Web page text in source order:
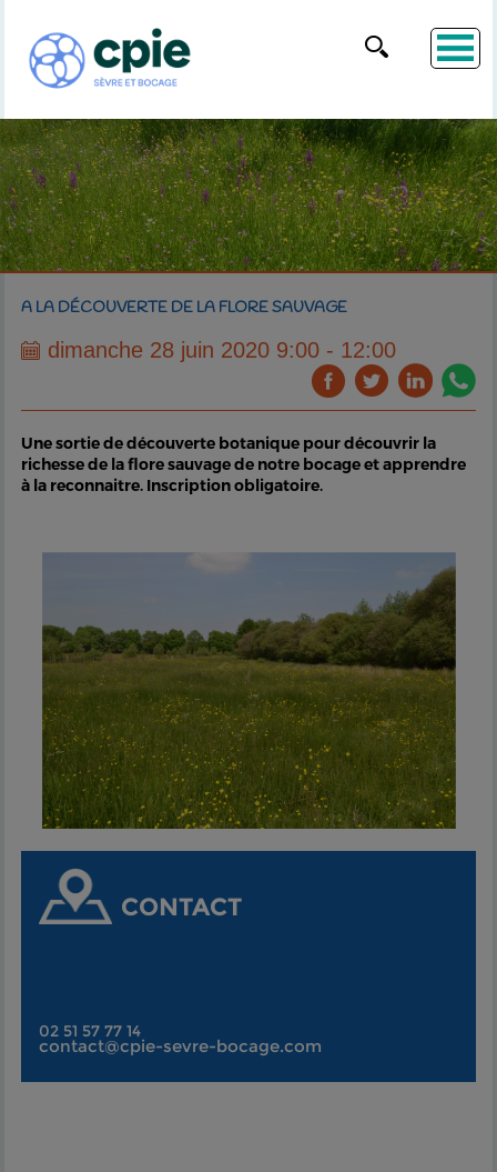
A LA DÉCOUVERTE DE LA FLORE SAUVAGE
dimanche 28 juin 2020 9:00 - 12:00
Une sortie de découverte botanique pour découvrir la
richesse de la flore sauvage de notre bocage et apprendre
à la reconnaitre. Inscription obligatoire.
CONTACT
02 51 57 77 14
contact@cpie-sevre-bocage.com